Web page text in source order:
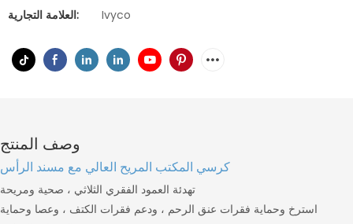
العلامة التجارية:
Ivyco
وصف المنتج
كرسي المكتب المريح العالي مع مسند الرأس
تهدئة العمود الفقري الثلاثي ، صحية ومريحة
استرخ وحماية فقرات عنق الرحم ، ودعم فقرات الكتف ، وعصا وحماية